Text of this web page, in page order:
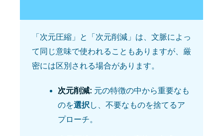
「次元圧縮」と「次元削減」は、文脈によっ
て同じ意味で使われることもありますが、厳
密には区別される場合があります。
次元削減: 元の特徴の中から重要なも
のを選択 し、不要なものを捨てるア
プローチ。